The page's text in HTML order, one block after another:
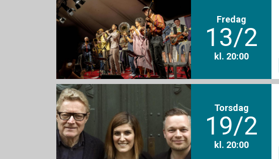
Fredag
13/2
kl. 20:00
Torsdag
19/2
kl. 20:00